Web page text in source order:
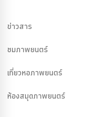
ข่าวสาร
ชมภาพยนตร์
เที่ยวหอภาพยนตร์
ห้องสมุดภาพยนตร์